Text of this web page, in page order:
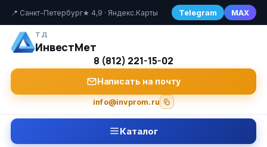
📍 Санкт-Петербург★ 4,9 · Яндекс.Карты Telegram MAX
ТД
ИнвестМет
8 (812) 221-15-02
Написать на почту
info@invprom.ru
Каталог